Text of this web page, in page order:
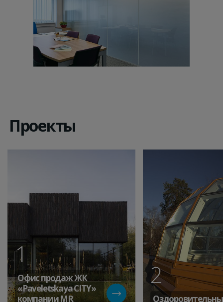
Проекты
1
Офис продаж ЖК
«Paveletskaya СITY»
компании MR
2